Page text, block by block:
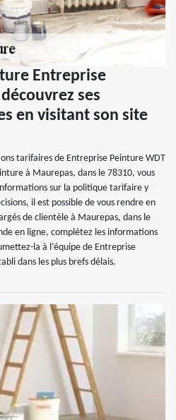
Entreprise
ses
en visitant son site
tarifaires de Entreprise Peinture WDT
à Maurepas, dans le 78310, vous
sur la politique tarifaire y
il est possible de vous rendre en
de clientèle à Maurepas, dans le
en ligne, complétez les informations
la à l’équipe de Entreprise
dans les plus brefs délais.